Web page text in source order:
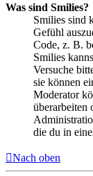
Was sind Smilies?
Smilies sind
Gefühl
Code, z. B.
Smilies
Versuche
sie können
Moderator
überarbeiten
die du in
Nach oben